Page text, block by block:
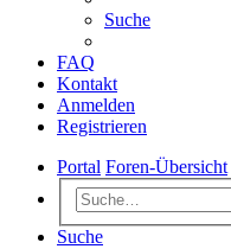
Suche
FAQ
Kontakt
Anmelden
Registrieren
Portal Foren-Übersicht
Suche